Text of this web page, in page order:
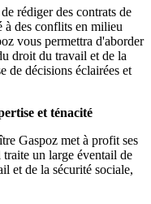
rédiger des contrats de
à des conflits en milieu
vous permettra d'aborder
droit du travail et de la
de décisions éclairées et
et ténacité
Gaspoz met à profit ses
un large éventail de
et de la sécurité sociale,